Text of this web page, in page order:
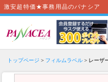
激安超特価★事務用品のパナシア
トップページ > フィルムラベル > レーザ